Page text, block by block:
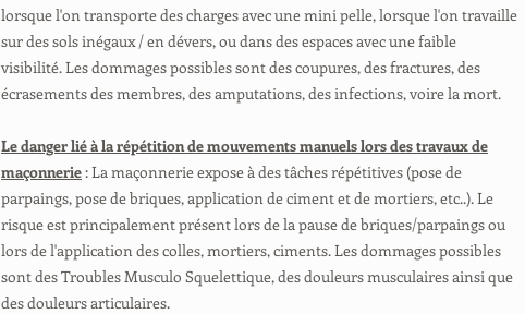
lorsque l'on transporte des charges avec une mini pelle, lorsque l'on travaille
sur des sols inégaux / en dévers, ou dans des espaces avec une faible
visibilité. Les dommages possibles sont des coupures, des fractures, des
écrasements des membres, des amputations, des infections, voire la mort.
Le danger lié à la répétition de mouvements manuels lors des travaux de
maçonnerie: La maçonnerie expose à des tâches répétitives (pose de
parpaings, pose de briques, application de ciment et de mortiers, etc..). Le
risque est principalement présent lors de la pause de briques/parpaings ou
lors de l'application des colles, mortiers, ciments. Les dommages possibles
sont des Troubles Musculo Squelettique, des douleurs musculaires ainsi que
des douleurs articulaires.